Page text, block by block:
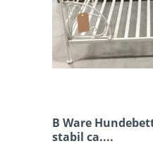
B Ware
stabil ca....